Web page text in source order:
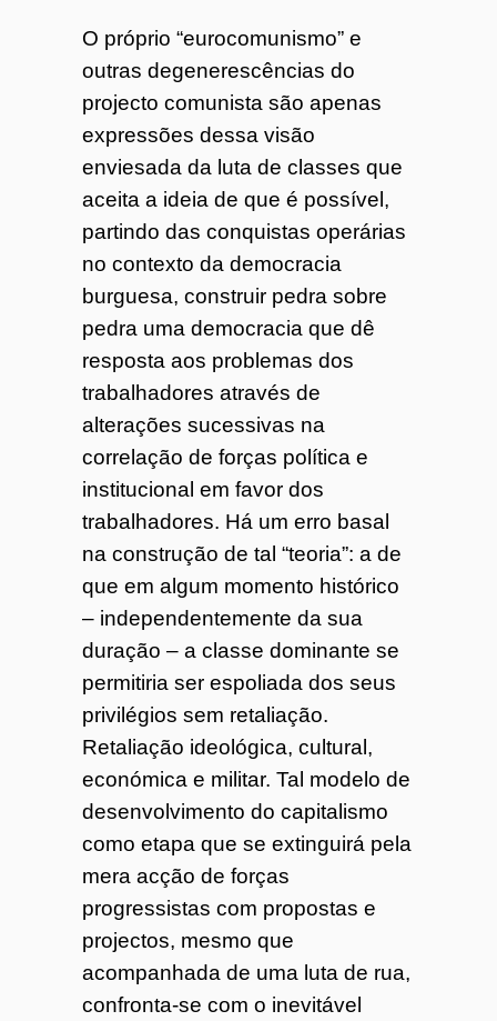
O próprio “eurocomunismo” e
outras degenerescências do
projecto comunista são apenas
expressões dessa visão
enviesada da luta de classes que
aceita a ideia de que é possível,
partindo das conquistas operárias
no contexto da democracia
burguesa, construir pedra sobre
pedra uma democracia que dê
resposta aos problemas dos
trabalhadores através de
alterações sucessivas na
correlação de forças política e
institucional em favor dos
trabalhadores. Há um erro basal
na construção de tal “teoria”: a de
que em algum momento histórico
– independentemente da sua
duração – a classe dominante se
permitiria ser espoliada dos seus
privilégios sem retaliação.
Retaliação ideológica, cultural,
económica e militar. Tal modelo de
desenvolvimento do capitalismo
como etapa que se extinguirá pela
mera acção de forças
progressistas com propostas e
projectos, mesmo que
acompanhada de uma luta de rua,
confronta-se com o inevitável